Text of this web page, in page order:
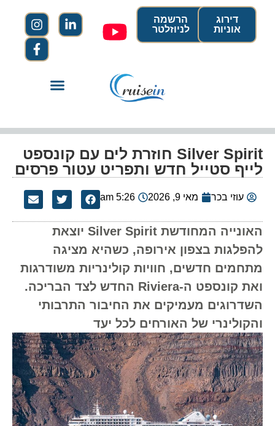
הרשמה
לניוזלטר
דירוג
אוניות
Silver Spirit חוזרת לים עם קונספט
לייף סטייל חדש ותפריט עטור פרסים
עוזי בכר מאי 9, 2026 5:26 am
האונייה המחודשת Silver Spirit יוצאת
להפלגות בצפון אירופה, כשהיא מציגה
מתחמים חדשים, חוויות קולינריות משודרגות
ואת קונספט ה-Riviera החדש לצד הבריכה.
השדרוגים מעמיקים את החיבור התרבותי
והקולינרי של האורחים לכל יעד